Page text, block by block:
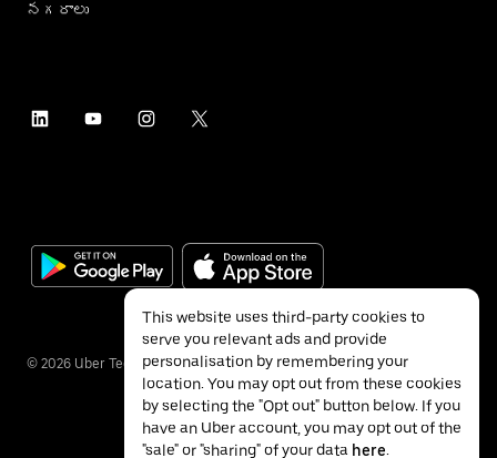
నగరాలు
© 2026 Uber Technologies Inc.
This website uses third-party cookies to
serve you relevant ads and provide
personalisation by remembering your
location. You may opt out from these cookies
by selecting the "Opt out" button below. If you
have an Uber account, you may opt out of the
"sale" or "sharing" of your data here.